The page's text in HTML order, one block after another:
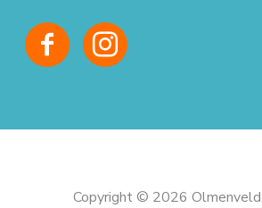
Copyright © 2026